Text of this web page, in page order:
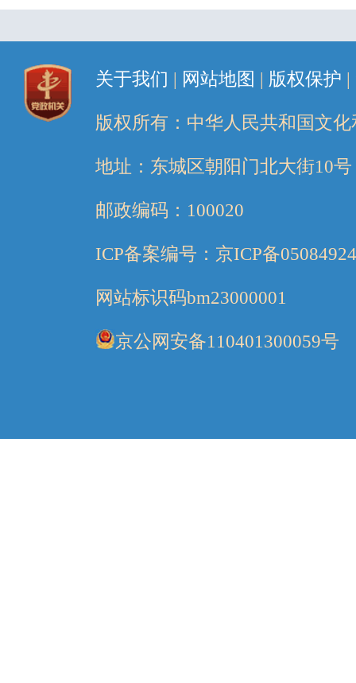
关于我们 | 网站地图 | 版权保护 |
版权所有：中华人民共和国文
地址：东城区朝阳门北大街10号
邮政编码：100020
ICP备案编号：京ICP备
网站标识码bm23000001
京公网安备110401300059号